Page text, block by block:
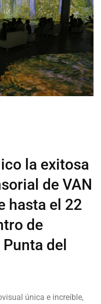
la exitosa
de VAN
hasta el 22
de
del
única e increíble,